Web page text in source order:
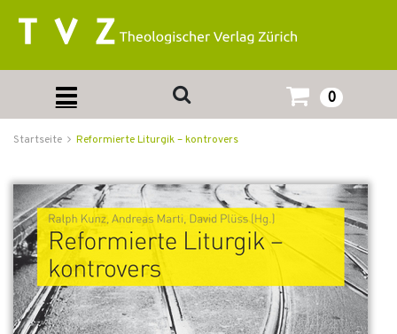
0
Startseite Reformierte Liturgik – kontrovers